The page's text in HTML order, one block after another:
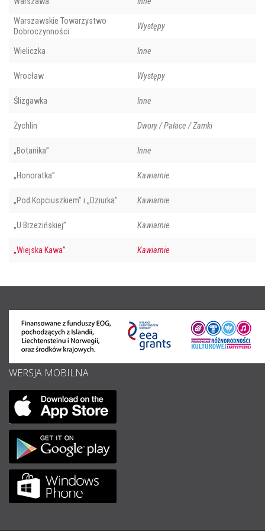
Warszawskie Towarzystwo
Dobroczynności
Występy
Wieliczka Inne
Wrocław Występy
Ślizgawka Inne
Żychlin Dwory / Pałace / Zamki
„Botanika” Inne
„Honoratka” Kawiarnie
„Pod Kopciuszkiem” i „Dziurka” Kawiarnie
„U Brzezińskiej” Kawiarnie
„Wiejska Kawa” Kawiarnie
WERSJA MOBILNA